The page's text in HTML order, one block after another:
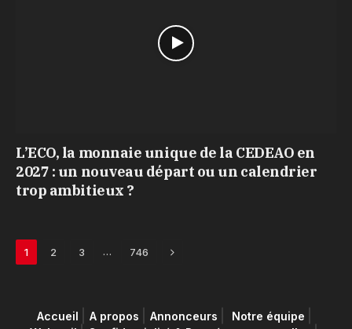
L’ECO, la monnaie unique de la CEDEAO en
2027 : un nouveau départ ou un calendrier
trop ambitieux ?
1 2 3 … 746 Next
Accueil A propos Annonceurs
Notre équipe